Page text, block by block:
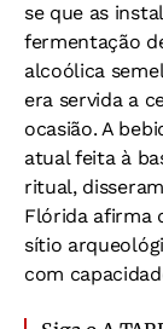
se que as
fermentação
alcoólica
era servida a
ocasião. A
atual feita à
ritual,
Flórida afirma
sítio
com